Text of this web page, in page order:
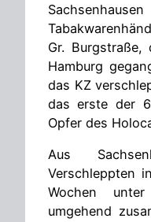
Gr.
Hamburg
das KZ
das erste der
Opfer des
Aus
Verschleppten
Wochen
umgehend